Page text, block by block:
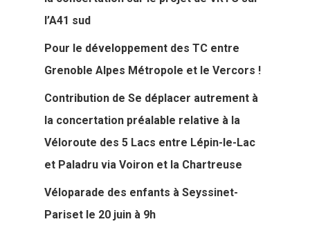
l’A41 sud
Pour le développement des TC entre
Grenoble Alpes Métropole et le Vercors !
Contribution de Se déplacer autrement à
la concertation préalable relative à la
Véloroute des 5 Lacs entre Lépin-le-Lac
et Paladru via Voiron et la Chartreuse
Véloparade des enfants à Seyssinet-
Pariset le 20 juin à 9h